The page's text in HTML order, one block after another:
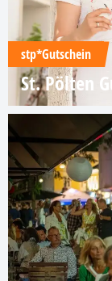
stp*Gutschein
St. Pölten